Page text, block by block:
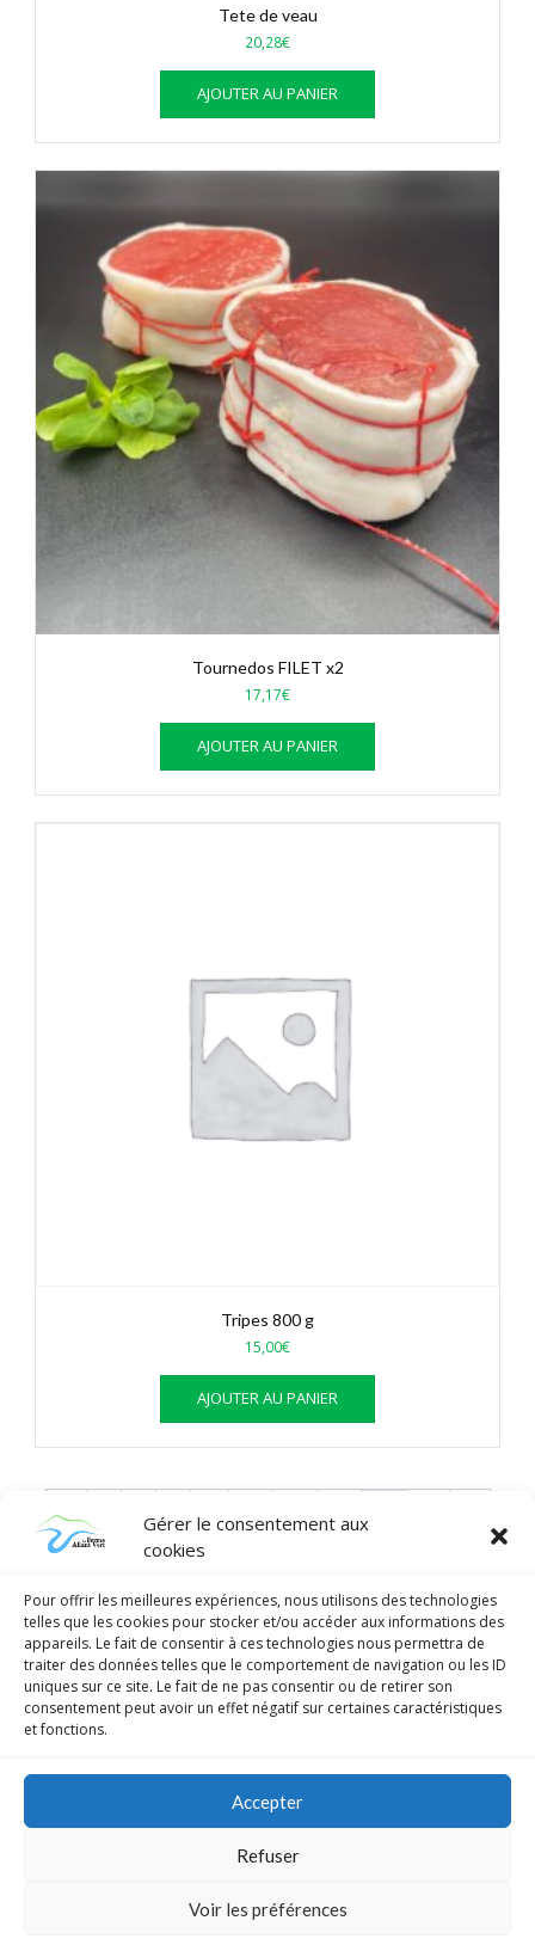
Gérer le consentement aux
cookies
Pour offrir les meilleures expériences, nous utilisons des technologies
telles que les cookies pour stocker et/ou accéder aux informations des
appareils. Le fait de consentir à ces technologies nous permettra de
traiter des données telles que le comportement de navigation ou les ID
uniques sur ce site. Le fait de ne pas consentir ou de retirer son
consentement peut avoir un effet négatif sur certaines caractéristiques
et fonctions.
Accepter
Refuser
Voir les préférences
Tete de veau
20,28€
AJOUTER AU PANIER
Tournedos FILET x2
17,17€
AJOUTER AU PANIER
Tripes 800 g
15,00€
AJOUTER AU PANIER
←